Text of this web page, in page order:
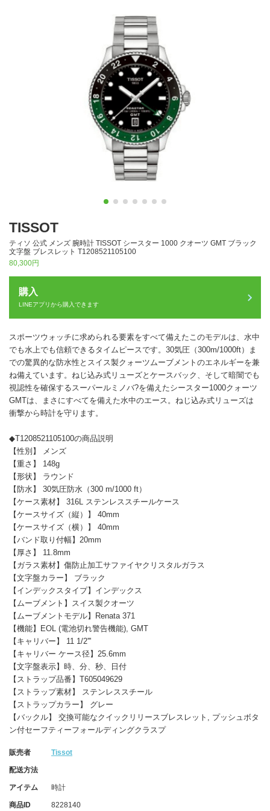
TISSOT
ティソ 公式 メンズ 腕時計 TISSOT シースター 1000 クオーツ GMT ブラック
文字盤 ブレスレット T1208521105100
80,300円
購入
LINEアプリから購入できます
スポーツウォッチに求められる要素をすべて備えたこのモデルは、水中
でも水上でも信頼できるタイムピースです。30気圧（300m/1000ft）ま
での驚異的な防水性とスイス製クォーツムーブメントのエネルギーを兼
ね備えています。ねじ込み式リューズとケースバック、そして暗闇でも
視認性を確保するスーパールミノバ?を備えたシースター1000クォーツ
GMTは、まさにすべてを備えた水中のエース。ねじ込み式リューズは
衝撃から時計を守ります。
◆T1208521105100の商品説明
【性別】 メンズ
【重さ】 148g
【形状】 ラウンド
【防水】 30気圧防水（300 m/1000 ft）
【ケース素材】 316L ステンレススチールケース
【ケースサイズ（縦）】 40mm
【ケースサイズ（横）】 40mm
【バンド取り付幅】20mm
【厚さ】 11.8mm
【ガラス素材】傷防止加工サファイヤクリスタルガラス
【文字盤カラー】 ブラック
【インデックスタイプ】インデックス
【ムーブメント】スイス製クオーツ
【ムーブメントモデル】Renata 371
【機能】EOL (電池切れ警告機能), GMT
【キャリバー】 11 1/2'''
【キャリバー ケース径】25.6mm
【文字盤表示】時、分、秒、日付
【ストラップ品番】T605049629
【ストラップ素材】 ステンレススチール
【ストラップカラー】 グレー
【バックル】 交換可能なクイックリリースブレスレット, プッシュボタ
ン付セーフティーフォールディングクラスプ
販売者 Tissot
配送方法
アイテム 時計
商品ID 8228140